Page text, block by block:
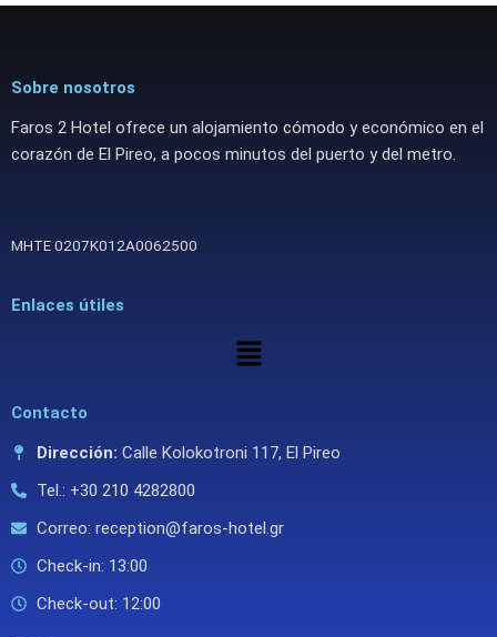
Sobre nosotros
Faros 2 Hotel ofrece un alojamiento cómodo y económico en el
corazón de El Pireo, a pocos minutos del puerto y del metro.
ΜΗΤΕ 0207Κ012Α0062500
Enlaces útiles
Menú
Contacto
Dirección: Calle Kolokotroni 117, El Pireo
Tel.: +30 210 4282800
Correo: reception@faros-hotel.gr
Check-in: 13:00
Check-out: 12:00